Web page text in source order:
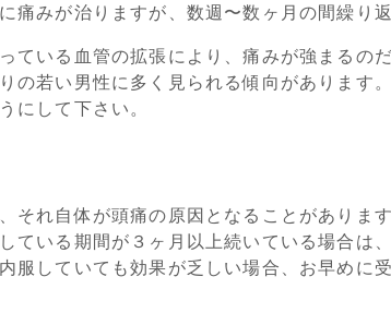
みが治りますが、数週〜数ヶ月の間繰り返
ている血管の拡張により、痛みが強まるの
の若い男性に多く見られる傾向があります
にして下さい。
それ自体が頭痛の原因となることがありま
ている期間が３ヶ月以上続いている場合は
服していても効果が乏しい場合、お早めに